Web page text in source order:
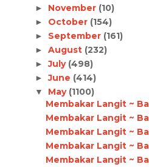
► November (10)
► October (154)
► September (161)
► August (232)
►July (498)
►June (414)
▼ May (1100)
Membakar Langit ~
Membakar Langit ~
Membakar Langit ~
Membakar Langit ~
Membakar Langit ~